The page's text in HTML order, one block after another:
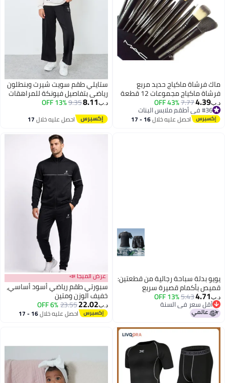
ماك فرشاة ماكياج حديد مربع
فرشاة ماكياج مجموعات 12 قطعة
د.ب‏4.39
7.77
43% OFF
#36 في أطقم ملابس البنات
#36 في أطقم ملابس البنات احصل عليه خلال 16 - 17
ستايلي طقم سويت شيرت وبنطلون
رياضي بتفاصيل فيونكة للمراهقات
د.ب‏8.11
9.35
13% OFF
احصل عليه خلال17
يويو بدلة سباحة رجالية من قطعتين:
قميص بأكمام قصيرة سريع
التجفيف وشورت سباحة مزدوج
الطبقات
د.ب‏4.71
5.43
13% OFF
أقل سعر في السنة
أقل سعر في السنة
عرض الميجا 📣
سبورتي طقم رياضي أسود أساسي،
خفيف الوزن ومتين
د.ب‏22.02
23.55
6% OFF
احصل عليه خلال 16 - 17
اغسطس